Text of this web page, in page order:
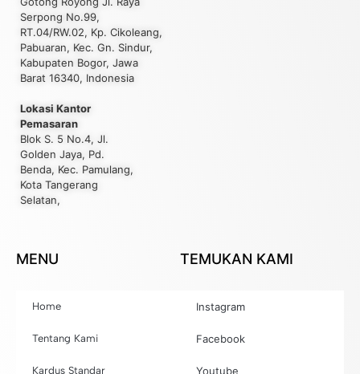
Serpong No.99,
RT.04/RW.02, Kp. Cikoleang,
Pabuaran, Kec. Gn. Sindur,
Kabupaten Bogor, Jawa
Barat 16340, Indonesia
Lokasi Kantor
Pemasaran
Blok S. 5 No.4, Jl.
Golden Jaya, Pd.
Benda, Kec. Pamulang,
Kota Tangerang
Selatan,
MENU
Home
Tentang Kami
Kardus Standar
TEMUKAN KAMI
Instagram
Facebook
Youtube